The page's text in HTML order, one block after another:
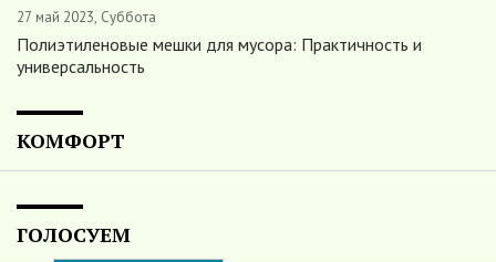
27 май 2023, Суббота
Полиэтиленовые мешки для мусора: Практичность и
универсальность
КОМФОРТ
ГОЛОСУЕМ